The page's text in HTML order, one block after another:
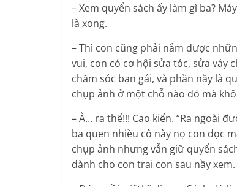
– Xem quyển sách ấy làm gì ba?
là xong.
– Thì con cũng phải nắm được
vui, con có cơ hội sửa tóc, sửa váy
chăm sóc bạn gái, và phần nầy là
chụp ảnh ở một chỗ nào đó mà
– À… ra thế!!! Cao kiến. “Ra ngoài
ba quen nhiều cô này nọ con đọc
chụp ảnh nhưng vẫn giữ quyển
dành cho con trai con sau nầy xem.